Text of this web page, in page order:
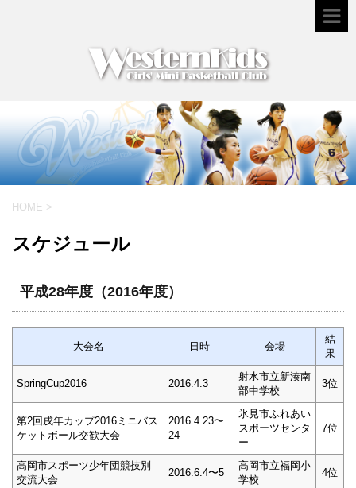
HOME >
スケジュール
平成28年度（2016年度）
大会名 日時 会場
結
果
SpringCup2016 2016.4.3
射水市立新湊南
部中学校
3位
第2回戌年カップ2016ミニバス
ケットボール交歓大会
2016.4.23〜
24
氷見市ふれあい
スポーツセンタ
ー
7位
高岡市スポーツ少年団競技別
交流大会
2016.6.4〜5
高岡市立福岡小
学校
4位